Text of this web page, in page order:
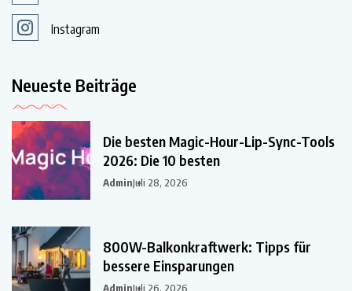
Instagram
Neueste Beiträge
Die besten Magic-Hour-Lip-Sync-Tools
2026: Die 10 besten
AdminJuli 28, 2026
800W-Balkonkraftwerk: Tipps für
bessere Einsparungen
AdminJuli 26, 2026